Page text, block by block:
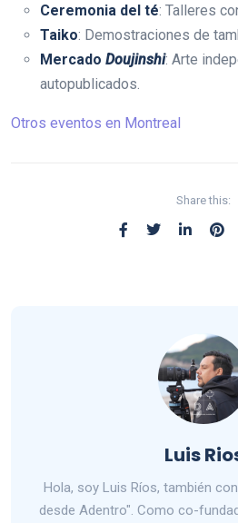
Ceremonia del té: Talleres
Taiko: Demostraciones de
Mercado Doujinshi: Arte
autopublicados.
Otros eventos en Montreal
Share this:
Luis
Hola, soy Luis Ríos, también
desde Adentro". Como co-